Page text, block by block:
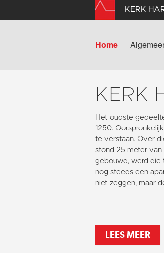
KERK
Home
KERK
Het oudste
1250.
te verstaan. Over
stond 25 meter van
gebouwd, werd die
nog steeds een
niet zeggen, maar
LEES MEER